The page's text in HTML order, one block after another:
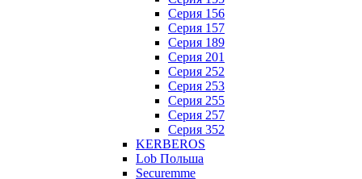
Серия 156
Серия 157
Серия 189
Серия 201
Серия 252
Серия 253
Серия 255
Серия 257
Серия 352
KERBEROS
Lob Польша
Securemme